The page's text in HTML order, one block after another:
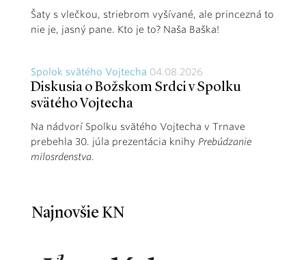
Šaty s vlečkou, striebrom vyšívané, ale princezná to
nie je, jasný pane. Kto je to? Naša Baška!
Spolok svätého Vojtecha 04.08.2026
Diskusia o Božskom Srdci v Spolku
svätého Vojtecha
Na nádvorí Spolku svätého Vojtecha v Trnave
prebehla 30. júla prezentácia knihy Prebúdzanie
milosrdenstva.
Najnovšie KN